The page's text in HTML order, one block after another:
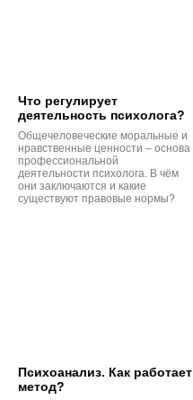
Что регулирует
деятельность психолога?
Общечеловеческие моральные и
нравственные ценности – основа
профессиональной
деятельности психолога. В чём
они заключаются и какие
существуют правовые нормы?
Психоанализ. Как работает
метод?